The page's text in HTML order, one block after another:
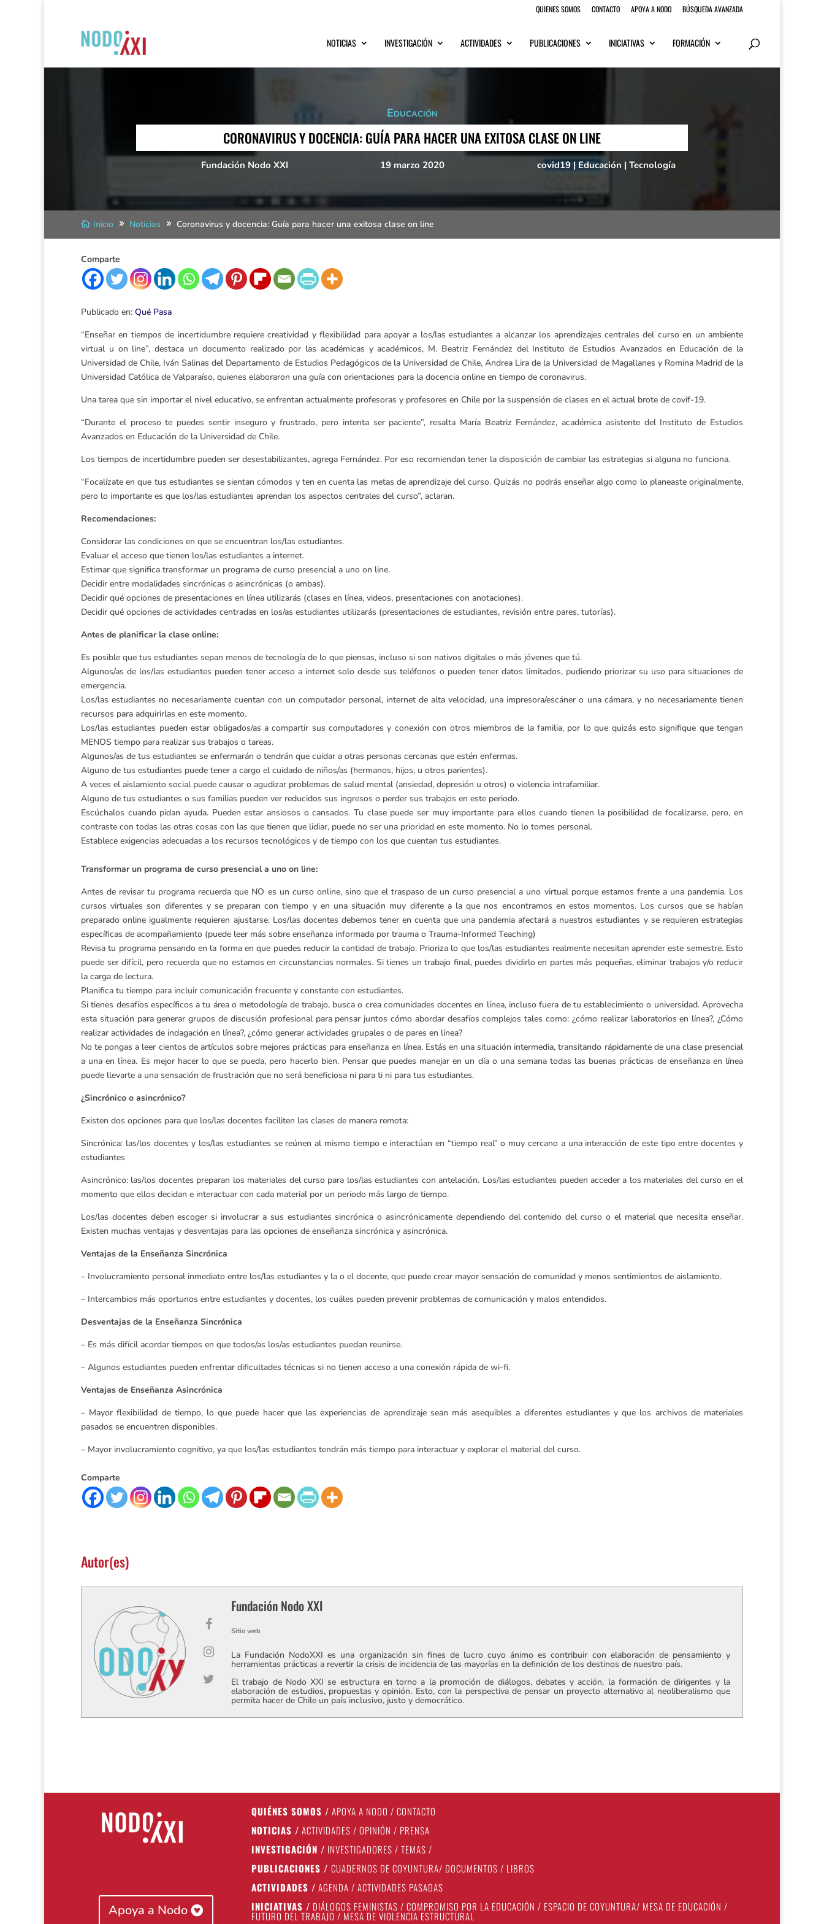
QUIENES SOMOS CONTACTO APOYA A NODO BÚSQUEDA AVANZADA
NOTICIAS INVESTIGACIÓN ACTIVIDADES PUBLICACIONES INICIATIVAS FORMACIÓN
Educación
CORONAVIRUS Y DOCENCIA: GUÍA PARA HACER UNA EXITOSA CLASE ON LINE
Fundación Nodo XXI 19 marzo 2020 covid19| Educación | Tecnología
Inicio Noticias Coronavirus y docencia: Guía para hacer una exitosa clase on line
Comparte
Publicado en: Qué Pasa
“Enseñar en tiempos de incertidumbre requiere creatividad y flexibilidad para apoyar a los/las estudiantes a alcanzar los aprendizajes centrales del curso en un ambiente
virtual u on line”, destaca un documento realizado por las académicas y académicos, M. Beatriz Fernández del Instituto de Estudios Avanzados en Educación de la
Universidad de Chile, Iván Salinas del Departamento de Estudios Pedagógicos de la Universidad de Chile, Andrea Lira de la Universidad de Magallanes y Romina Madrid de la
Universidad Católica de Valparaíso, quienes elaboraron una guía con orientaciones para la docencia online en tiempo de coronavirus.
Una tarea que sin importar el nivel educativo, se enfrentan actualmente profesoras y profesores en Chile por la suspensión de clases en el actual brote de covif-19.
“Durante el proceso te puedes sentir inseguro y frustrado, pero intenta ser paciente”, resalta María Beatriz Fernández, académica asistente del Instituto de Estudios
Avanzados en Educación de la Universidad de Chile.
Los tiempos de incertidumbre pueden ser desestabilizantes, agrega Fernández. Por eso recomiendan tener la disposición de cambiar las estrategias si alguna no funciona.
“Focalízate en que tus estudiantes se sientan cómodos y ten en cuenta las metas de aprendizaje del curso. Quizás no podrás enseñar algo como lo planeaste originalmente,
pero lo importante es que los/las estudiantes aprendan los aspectos centrales del curso”, aclaran.
Recomendaciones:
Considerar las condiciones en que se encuentran los/las estudiantes.
Evaluar el acceso que tienen los/las estudiantes a internet.
Estimar que significa transformar un programa de curso presencial a uno on line.
Decidir entre modalidades sincrónicas o asincrónicas (o ambas).
Decidir qué opciones de presentaciones en línea utilizarás (clases en línea, videos, presentaciones con anotaciones).
Decidir qué opciones de actividades centradas en los/as estudiantes utilizarás (presentaciones de estudiantes, revisión entre pares, tutorías).
Antes de planificar la clase online:
Es posible que tus estudiantes sepan menos de tecnología de lo que piensas, incluso si son nativos digitales o más jóvenes que tú.
Algunos/as de los/las estudiantes pueden tener acceso a internet solo desde sus teléfonos o pueden tener datos limitados, pudiendo priorizar su uso para situaciones de
emergencia.
Los/las estudiantes no necesariamente cuentan con un computador personal, internet de alta velocidad, una impresora/escáner o una cámara, y no necesariamente tienen
recursos para adquirirlas en este momento.
Los/las estudiantes pueden estar obligados/as a compartir sus computadores y conexión con otros miembros de la familia, por lo que quizás esto signifique que tengan
MENOS tiempo para realizar sus trabajos o tareas.
Algunos/as de tus estudiantes se enfermarán o tendrán que cuidar a otras personas cercanas que estén enfermas.
Alguno de tus estudiantes puede tener a cargo el cuidado de niños/as (hermanos, hijos, u otros parientes).
A veces el aislamiento social puede causar o agudizar problemas de salud mental (ansiedad, depresión u otros) o violencia intrafamiliar.
Alguno de tus estudiantes o sus familias pueden ver reducidos sus ingresos o perder sus trabajos en este periodo.
Escúchalos cuando pidan ayuda. Pueden estar ansiosos o cansados. Tu clase puede ser muy importante para ellos cuando tienen la posibilidad de focalizarse, pero, en
contraste con todas las otras cosas con las que tienen que lidiar, puede no ser una prioridad en este momento. No lo tomes personal.
Establece exigencias adecuadas a los recursos tecnológicos y de tiempo con los que cuentan tus estudiantes.
Transformar un programa de curso presencial a uno on line:
Antes de revisar tu programa recuerda que NO es un curso online, sino que el traspaso de un curso presencial a uno virtual porque estamos frente a una pandemia. Los
cursos virtuales son diferentes y se preparan con tiempo y en una situación muy diferente a la que nos encontramos en estos momentos. Los cursos que se habían
preparado online igualmente requieren ajustarse. Los/las docentes debemos tener en cuenta que una pandemia afectará a nuestros estudiantes y se requieren estrategias
específicas de acompañamiento (puede leer más sobre enseñanza informada por trauma o Trauma-Informed Teaching)
Revisa tu programa pensando en la forma en que puedes reducir la cantidad de trabajo. Prioriza lo que los/las estudiantes realmente necesitan aprender este semestre. Esto
puede ser difícil, pero recuerda que no estamos en circunstancias normales. Si tienes un trabajo final, puedes dividirlo en partes más pequeñas, eliminar trabajos y/o reducir
la carga de lectura.
Planifica tu tiempo para incluir comunicación frecuente y constante con estudiantes.
Si tienes desafíos específicos a tu área o metodología de trabajo, busca o crea comunidades docentes en línea, incluso fuera de tu establecimiento o universidad. Aprovecha
esta situación para generar grupos de discusión profesional para pensar juntos cómo abordar desafíos complejos tales como: ¿cómo realizar laboratorios en línea?, ¿Cómo
realizar actividades de indagación en línea?, ¿cómo generar actividades grupales o de pares en línea?
No te pongas a leer cientos de artículos sobre mejores prácticas para enseñanza en línea. Estás en una situación intermedia, transitando rápidamente de una clase presencial
a una en línea. Es mejor hacer lo que se pueda, pero hacerlo bien. Pensar que puedes manejar en un día o una semana todas las buenas prácticas de enseñanza en línea
puede llevarte a una sensación de frustración que no será beneficiosa ni para ti ni para tus estudiantes.
¿Sincrónico o asincrónico?
Existen dos opciones para que los/las docentes faciliten las clases de manera remota:
Sincrónica: las/los docentes y los/las estudiantes se reúnen al mismo tiempo e interactúan en “tiempo real” o muy cercano a una interacción de este tipo entre docentes y
estudiantes
Asincrónico: las/los docentes preparan los materiales del curso para los/las estudiantes con antelación. Los/las estudiantes pueden acceder a los materiales del curso en el
momento que ellos decidan e interactuar con cada material por un periodo más largo de tiempo.
Los/las docentes deben escoger si involucrar a sus estudiantes sincrónica o asincrónicamente dependiendo del contenido del curso o el material que necesita enseñar.
Existen muchas ventajas y desventajas para las opciones de enseñanza sincrónica y asincrónica.
Ventajas de la Enseñanza Sincrónica
– Involucramiento personal inmediato entre los/las estudiantes y la o el docente, que puede crear mayor sensación de comunidad y menos sentimientos de aislamiento.
– Intercambios más oportunos entre estudiantes y docentes, los cuáles pueden prevenir problemas de comunicación y malos entendidos.
Desventajas de la Enseñanza Sincrónica
– Es más difícil acordar tiempos en que todos/as los/as estudiantes puedan reunirse.
– Algunos estudiantes pueden enfrentar dificultades técnicas si no tienen acceso a una conexión rápida de wi-fi.
Ventajas de Enseñanza Asincrónica
– Mayor flexibilidad de tiempo, lo que puede hacer que las experiencias de aprendizaje sean más asequibles a diferentes estudiantes y que los archivos de materiales
pasados se encuentren disponibles.
– Mayor involucramiento cognitivo, ya que los/las estudiantes tendrán más tiempo para interactuar y explorar el material del curso.
Comparte
Autor(es)
Fundación Nodo XXI
Sitio web
La Fundación NodoXXI es una organización sin fines de lucro cuyo ánimo es contribuir con elaboración de pensamiento y
herramientas prácticas a revertir la crisis de incidencia de las mayorías en la definición de los destinos de nuestro país.
El trabajo de Nodo XXI se estructura en torno a la promoción de diálogos, debates y acción, la formación de dirigentes y la
elaboración de estudios, propuestas y opinión. Esto, con la perspectiva de pensar un proyecto alternativo al neoliberalismo que
permita hacer de Chile un país inclusivo, justo y democrático.
Apoya a Nodo
QUIÉNES SOMOS / APOYA A NODO /CONTACTO
NOTICIAS / ACTIVIDADES /OPINIÓN / PRENSA
INVESTIGACIÓN / INVESTIGADORES /TEMAS /
PUBLICACIONES /CUADERNOS DE COYUNTURA/ DOCUMENTOS / LIBROS
ACTIVIDADES / AGENDA /ACTIVIDADES PASADAS
INICIATIVAS / DIÁLOGOS FEMINISTAS /COMPROMISO POR LA EDUCACIÓN / ESPACIO DE COYUNTURA/ MESA DE EDUCACIÓN /
FUTURO DEL TRABAJO / MESA DE VIOLENCIA ESTRUCTURAL